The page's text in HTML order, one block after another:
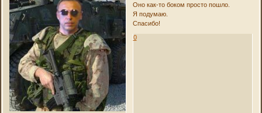
Оно как-то боком просто пошло.
Я подумаю.
Спасибо!
0